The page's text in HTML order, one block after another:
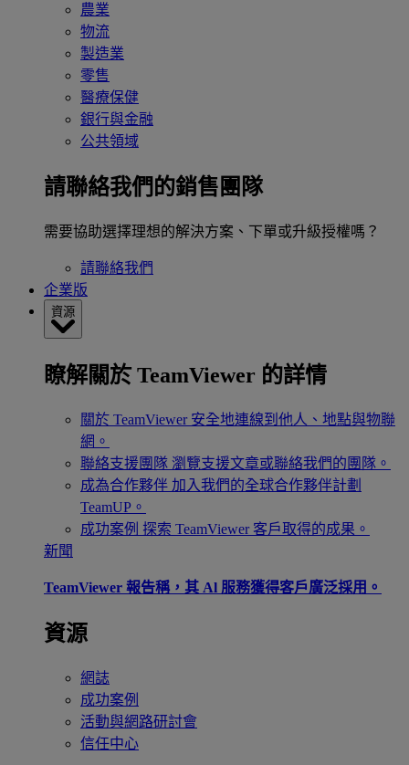
農業
物流
製造業
零售
醫療保健
銀行與金融
公共領域
請聯絡我們的銷售團隊
需要協助選擇理想的解決方案、下單或升級授權嗎？
請聯絡我們
企業版
資源
瞭解關於 TeamViewer 的詳情
關於 TeamViewer 安全地連線到他人、地點與物聯
網。
聯絡支援團隊 瀏覽支援文章或聯絡我們的團隊。
成為合作夥伴 加入我們的全球合作夥伴計劃
TeamUP。
成功案例 探索 TeamViewer 客戶取得的成果。
新聞
TeamViewer 報告稱，其 Al 服務獲得客戶廣泛採用。
資源
網誌
成功案例
活動與網路研討會
信任中心